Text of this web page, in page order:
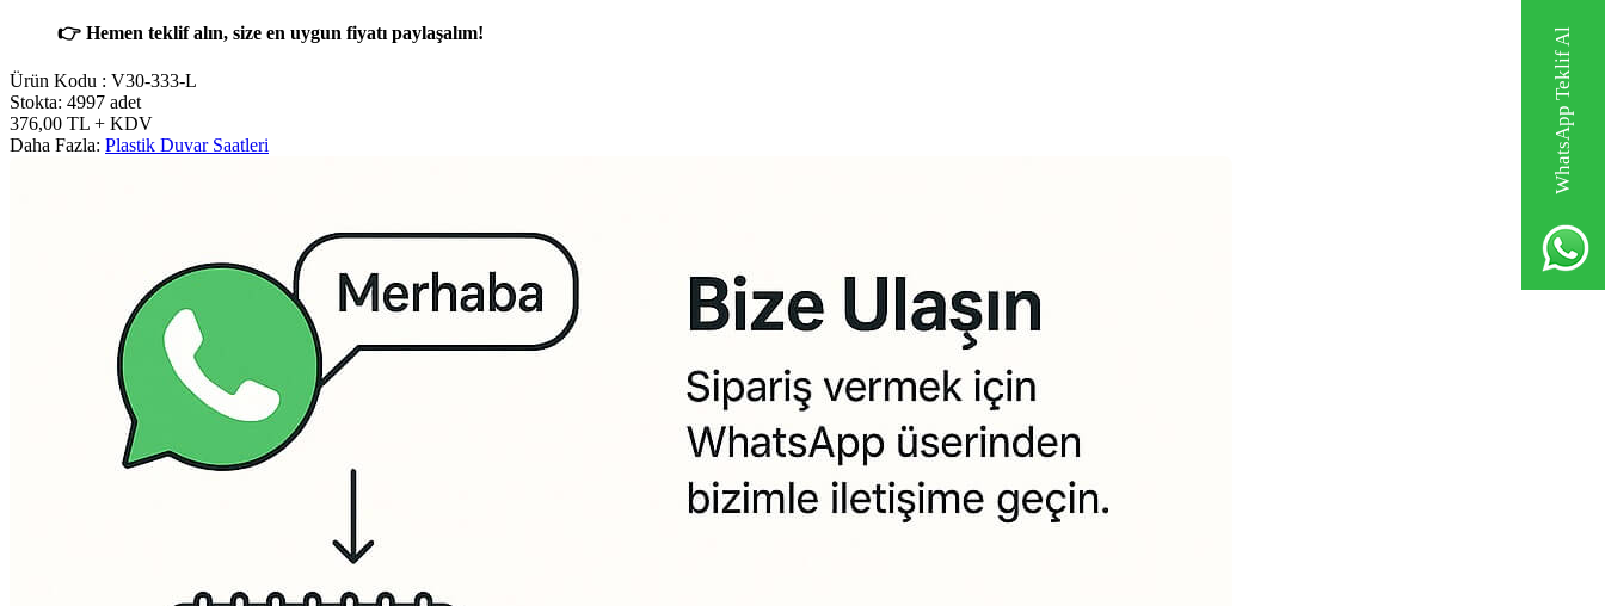
WhatsApp Teklif Al
👉 Hemen teklif alın, size en uygun fiyatı paylaşalım!
Ürün Kodu : V30-333-L
Stokta: 4997 adet
376,00 TL + KDV
Daha Fazla: Plastik Duvar Saatleri